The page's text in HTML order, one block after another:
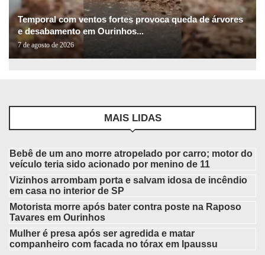
Temporal com ventos fortes provoca queda de árvores
e desabamento em Ourinhos...
7 de agosto de 2026
MAIS LIDAS
Bebê de um ano morre atropelado por carro; motor do
veículo teria sido acionado por menino de 11
Vizinhos arrombam porta e salvam idosa de incêndio
em casa no interior de SP
Motorista morre após bater contra poste na Raposo
Tavares em Ourinhos
Mulher é presa após ser agredida e matar
companheiro com facada no tórax em Ipaussu